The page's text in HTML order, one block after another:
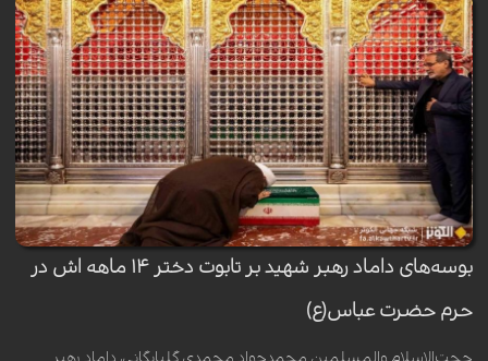
بوسه‌های داماد رهبر شهید بر تابوت دختر ۱۴ ماهه اش در
حرم حضرت عباس(ع)
حجت‌الاسلام والمسلمین محمدجواد محمدی گلپایگانی، داماد رهبر